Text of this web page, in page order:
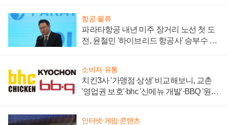
항공·물류
파라타항공 내년 미주 장거리 노선 첫 도
전, 윤철민 '하이브리드 항공사' 승부수 통
소비자·유통
치킨3사 '가맹점 상생' 비교해보니, 교촌
'영업권 보호'·bhc '신메뉴 개발'·BBQ '원가
인터넷·게임·콘텐츠